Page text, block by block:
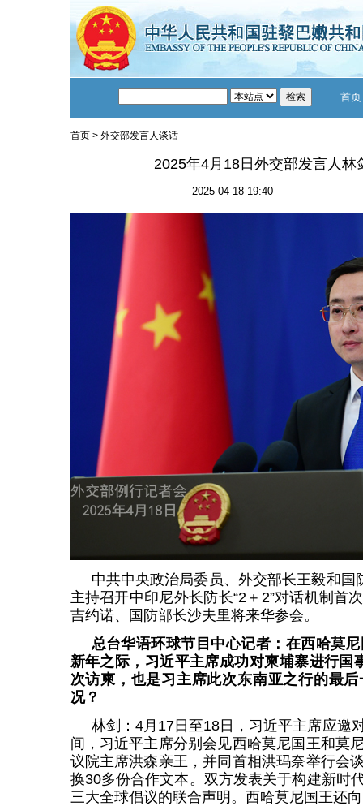
首页
首页> 外交部发言人谈话
2025年4月18日外交部发言人林
2025-04-18 19:40
中共中央政治局委员、外交部长王毅和
主持召开中印尼外长防长“2＋2”对话机制首
吉约诺、国防部长沙夫里将来华参会。
总台华语环球节目中心记者：在西哈莫
新年之际，习近平主席成功对柬埔寨进行国
次访柬，也是习主席此次东南亚之行的最
况？
林剑：4月17日至18日，习近平主席应邀
间，习近平主席分别会见西哈莫尼国王和莫
议院主席洪森亲王，并同首相洪玛奈举行会
换30多份合作文本。双方发表关于构建新时
三大全球倡议的联合声明。西哈莫尼国王还